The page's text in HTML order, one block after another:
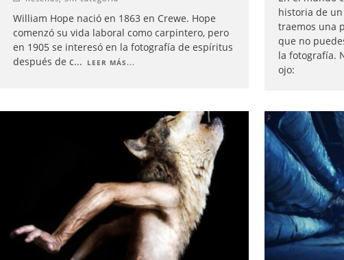
William Hope nació en 1863 en Crewe. Hope
comenzó su vida laboral como carpintero, pero
en 1905 se interesó en la fotografía de espíritus
después de c... LEER MÁS...
historia de
traemos una
que no
la fotografía.
ojo: